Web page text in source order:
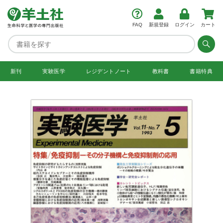
FAQ 新規登録 ログイン カート
新刊 実験医学 レジデント ノート 教科書 書籍特典